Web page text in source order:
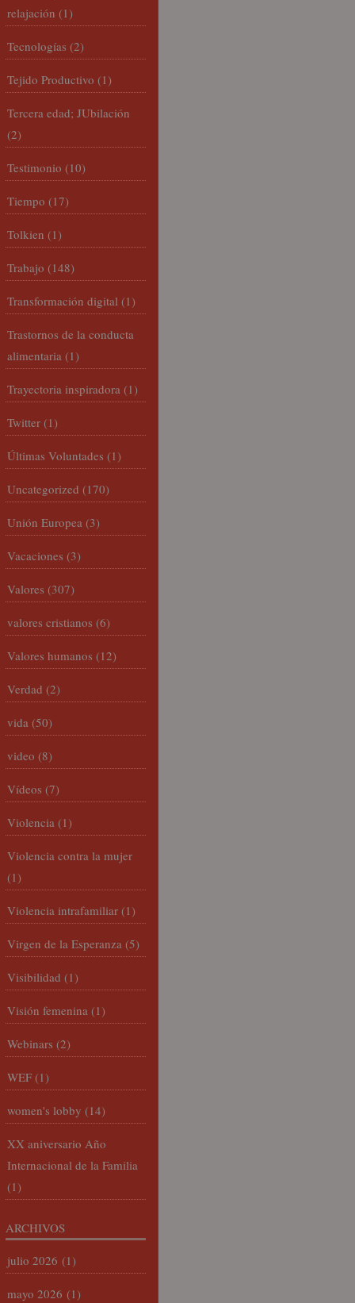
relajación (1)
Tecnologías (2)
Tejido Productivo (1)
Tercera edad; JUbilación
(2)
Testimonio (10)
Tiempo (17)
Tolkien (1)
Trabajo (148)
Transformación digital (1)
Trastornos de la conducta
alimentaria (1)
Trayectoria inspiradora (1)
Twitter (1)
Últimas Voluntades (1)
Uncategorized (170)
Unión Europea (3)
Vacaciones (3)
Valores (307)
valores cristianos (6)
Valores humanos (12)
Verdad (2)
vida (50)
video (8)
Vídeos (7)
Violencia (1)
Violencia contra la mujer
(1)
Violencia intrafamiliar (1)
Virgen de la Esperanza (5)
Visibilidad (1)
Visión femenina (1)
Webinars (2)
WEF (1)
women's lobby (14)
XX aniversario Año
Internacional de la Familia
(1)
ARCHIVOS
julio 2026 (1)
mayo 2026 (1)